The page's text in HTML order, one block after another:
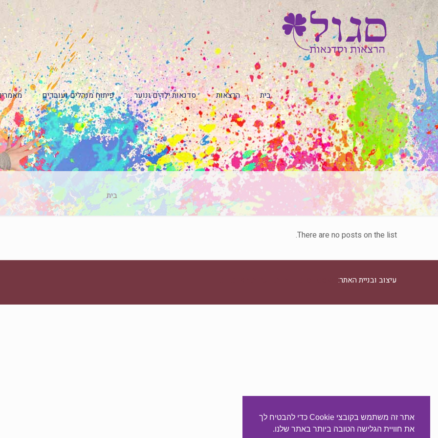
בית הרצאות סדנאות ילדים ונוער פיתוח מנהלים ועובדים
בית
There are no posts on the list.
עיצוב ובניית האתר:
אתר זה משתמש בקובצי Cookie כדי להבטיח לך
את חוויית הגלישה הטובה ביותר באתר שלנו.